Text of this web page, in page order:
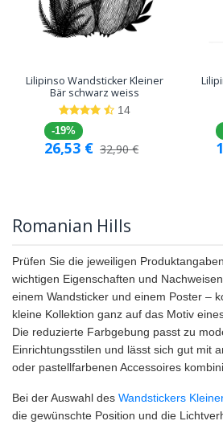
Lilipinso Wandsticker Kleiner
Bär schwarz weiss
14
-19%
26,53 € 32,90€
Romanian Hills
Prüfen Sie die jeweiligen
wichtigen Eigenschaften und
einem Wandsticker und einem Poster –
kleine Kollektion ganz auf das Motiv
Die reduzierte Farbgebung passt zu
Einrichtungsstilen und lässt sich gut mit
oder pastellfarbenen Accessoires
Bei der Auswahl des Wandstickers
die gewünschte Position und die